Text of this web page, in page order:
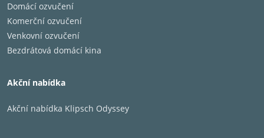
Domácí ozvučení
Komerční ozvučení
Venkovní ozvučení
Bezdrátová domácí kina
Akční nabídka
Akční nabídka Klipsch Odyssey